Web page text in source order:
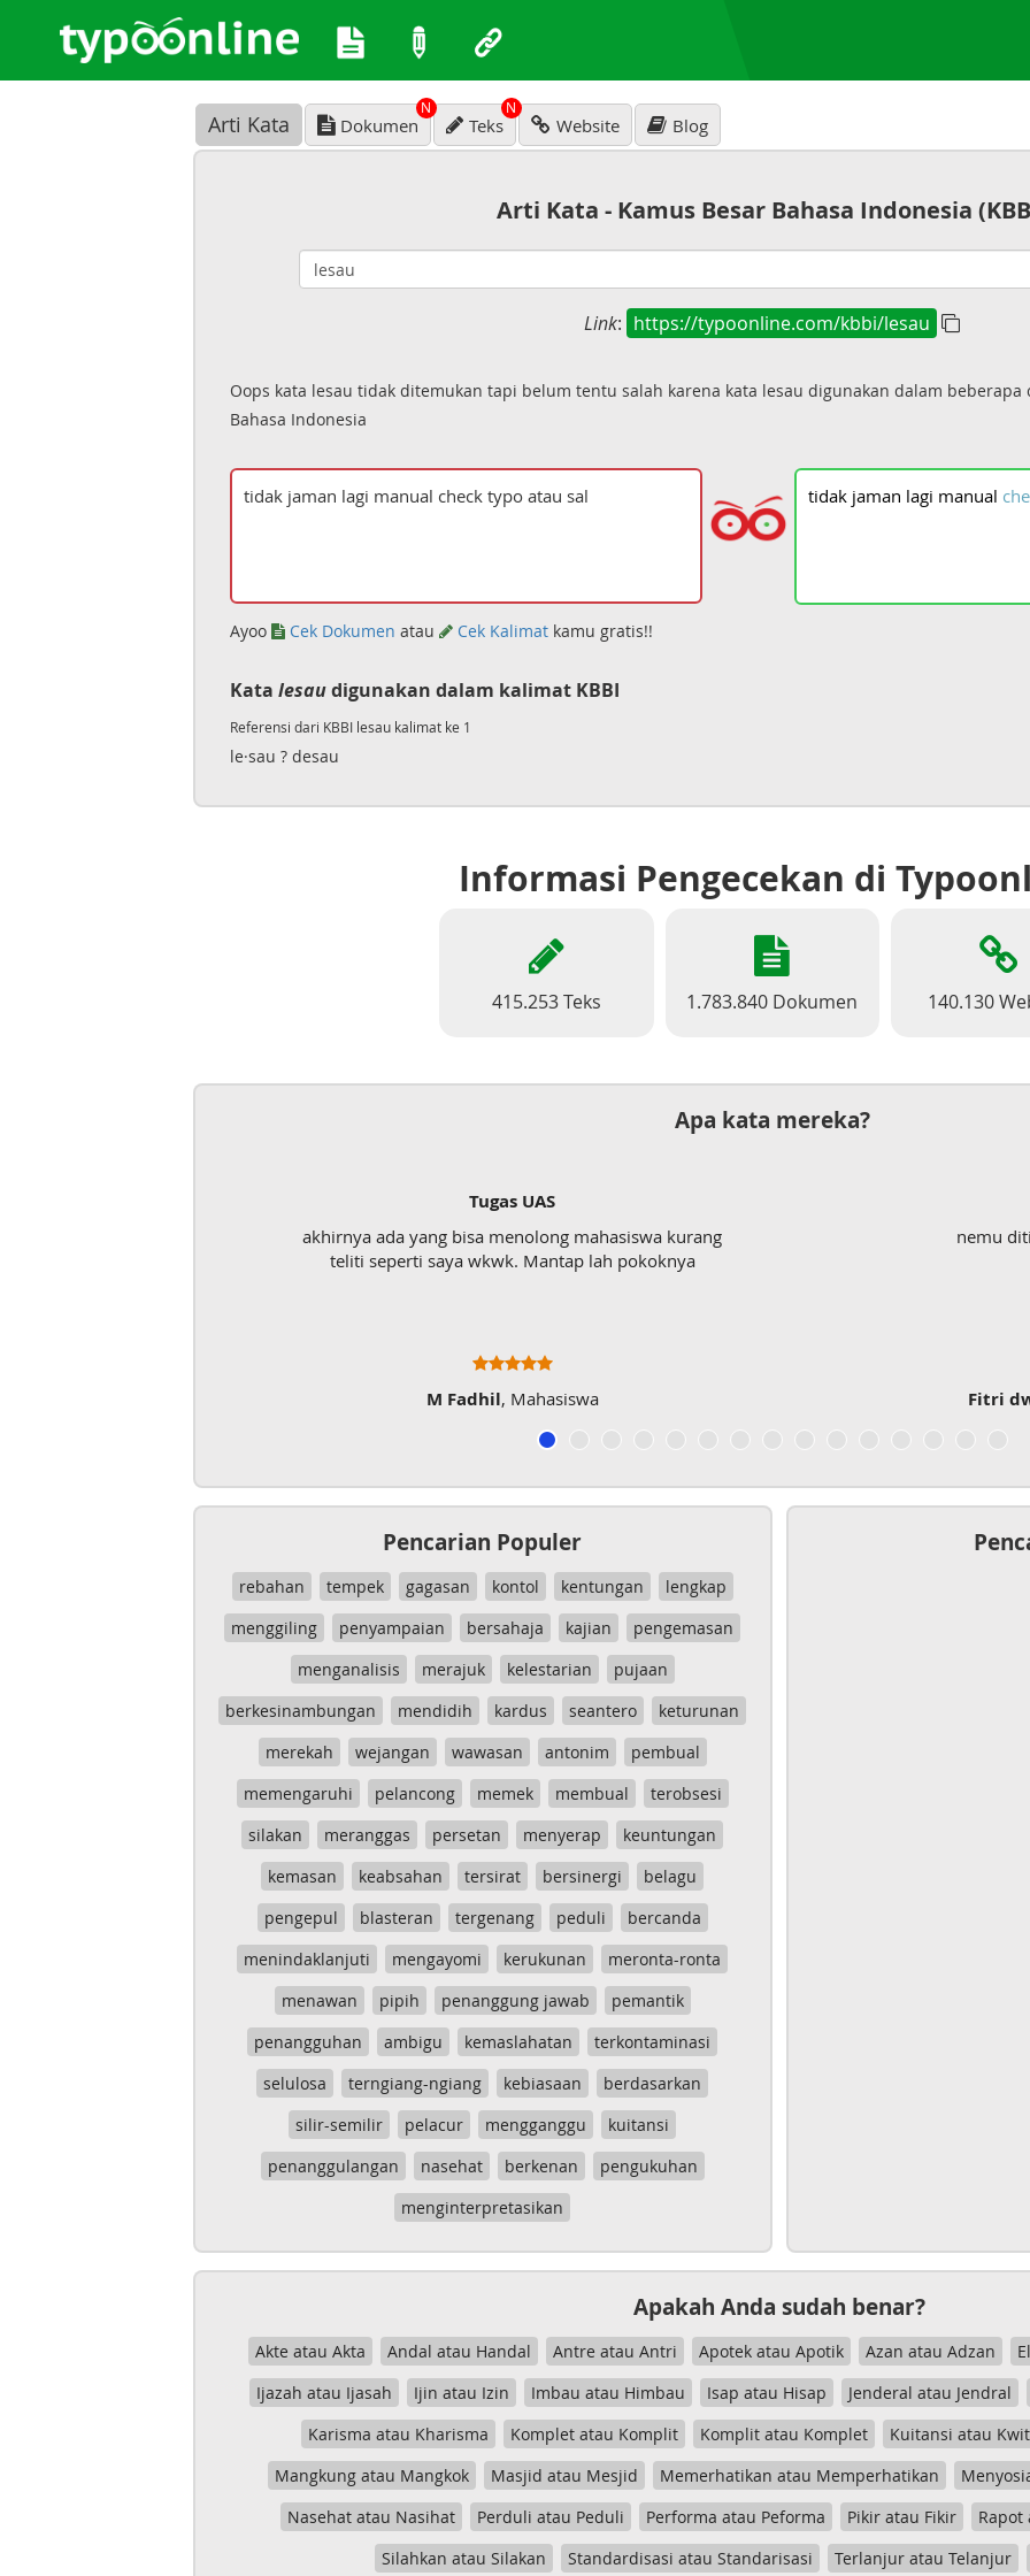
Arti Kata Dokumen
N
Teks
N
Website Blog
Arti Kata - Kamus Besar Bahasa Indonesia
Link: https://typoonline.com/kbbi/lesau
Oops kata lesau tidak ditemukan tapi belum tentu salah karena kata lesau digunakan dalam beberapa
Bahasa Indonesia
tidak jaman lagi manual
Ayoo Cek Dokumen atau Cek Kalimatkamu gratis!!
Kata lesaudigunakan dalam kalimat KBBI
Referensi dari KBBI lesau kalimat ke 1
le·sau ? desau
Informasi Pengecekan di
415.253 Teks 1.783.840 Dokumen 140.130
Apa kata mereka?
Tugas UAS
akhirnya ada yang bisa menolong mahasiswa kurang
teliti seperti saya wkwk. Mantap lah pokoknya
M Fadhil, Mahasiswa
nemu
Fitri
Pencarian Populer
rebahan tempek gagasan kontol kentungan
lengkap
menggiling
penyampaian bersahaja kajian
pengemasan
menganalisis
merajuk kelestarian
pujaan
berkesinambungan
mendidih kardus seantero
keturunan
merekah
wejangan wawasan antonim
pembual
memengaruhi
pelancong memek membual
terobsesi
silakan
meranggas persetan menyerap
keuntungan
kemasan
keabsahan tersirat bersinergi
belagu
pengepul
blasteran tergenang peduli
bercanda
menindaklanjuti
mengayomi kerukunan
meronta-ronta
menawan
pipih penanggung jawab
pemantik
penangguhan
ambigu kemaslahatan
terkontaminasi
selulosa
terngiang-ngiang kebiasaan
berdasarkan
silir-semilir
pelacur mengganggu
kuitansi
penanggulangan
nasehat berkenan
pengukuhan
menginterpretasikan
Apakah Anda sudah benar?
Akte atau Akta Andal atau Handal Antre atau Antri Apotek atau Apotik Azan atau Adzan
Ijazah atau Ijasah
Ijin atau Izin Imbau atau Himbau Isap atau Hisap Jenderal atau Jendral
Karisma atau Kharisma
Komplet atau Komplit Komplit atau Komplet Kuitansi atau
Mangkung atau Mangkok
Masjid atau Mesjid Memerhatikan atau Memperhatikan
Nasehat atau Nasihat
Perduli atau Peduli Performa atau Peforma Pikir atau Fikir Rapot
Silahkan atau Silakan
Standardisasi atau Standarisasi Terlanjur atau Telanjur